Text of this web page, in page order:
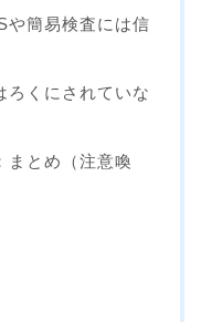
や簡易検査には信
ろくにされていな
まとめ（注意喚